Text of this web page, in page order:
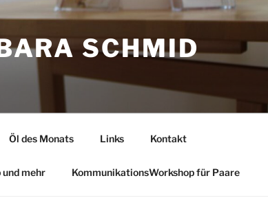
SCHMID
Öl des Monats Links Kontakt
und mehr KommunikationsWorkshop für Paare